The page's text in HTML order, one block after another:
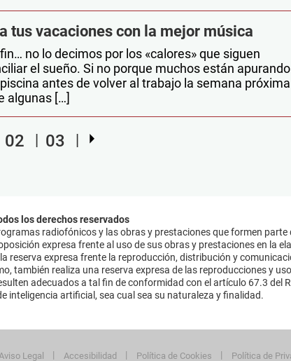
tus vacaciones con la mejor música
no lo decimos por los «calores» que siguen
el sueño. Si no porque muchos están apurando
antes de volver al trabajo la semana
algunas […]
02 03
los derechos reservados
radiofónicos y las obras y prestaciones que formen
expresa frente al uso de sus obras y prestaciones en la
reserva expresa frente la reproducción, distribución y
también realiza una reserva expresa de las reproducciones y
adecuados a tal fin de conformidad con el artículo 67.3 del
inteligencia artificial, sea cual sea su naturaleza y finalidad.
Aviso Legal Accesibilidad Política de Cookies Política de